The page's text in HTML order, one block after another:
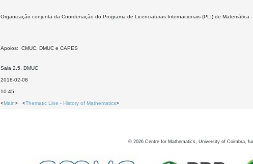
Organização conjunta da Coordenação do Programa de Licenciaturas Internacionais (PLI) de
Apoios: CMUC, DMUC e CAPES
Sala 2.5, DMUC
2018-02-08
10:45
<Main> <Thematic Line - History of Mathematics>
© 2026 Centre for Mathematics, University of Coimbra,